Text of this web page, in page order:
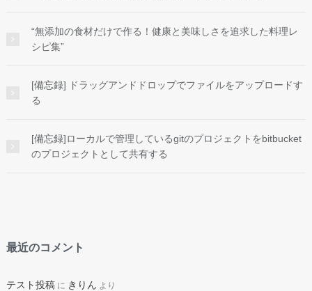
“無添加の食材だけで作る！健康と美味しさを追求した料理レ
シピ集”
[備忘録] ドラッグアンドドロップでファイルをアップロードす
る
[備忘録]ローカルで管理しているgitのプロジェクトをbitbucket
のプロジェクトとして共有する
最近のコメント
テスト投稿に きりん より